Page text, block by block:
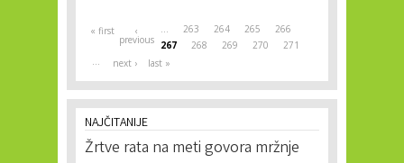
« first ‹
previous
… 263 264 265
266
267
268 269 270
271
…
next › last »
NAJČITANIJE
Žrtve rata na meti govora mržnje